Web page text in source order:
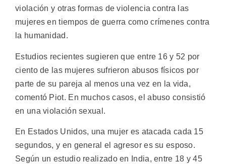
violación y otras formas de violencia contra las
mujeres en tiempos de guerra como crímenes contra
la humanidad.
Estudios recientes sugieren que entre 16 y 52 por
ciento de las mujeres sufrieron abusos físicos por
parte de su pareja al menos una vez en la vida,
comentó Piot. En muchos casos, el abuso consistió
en una violación sexual.
En Estados Unidos, una mujer es atacada cada 15
segundos, y en general el agresor es su esposo.
Según un estudio realizado en India, entre 18 y 45